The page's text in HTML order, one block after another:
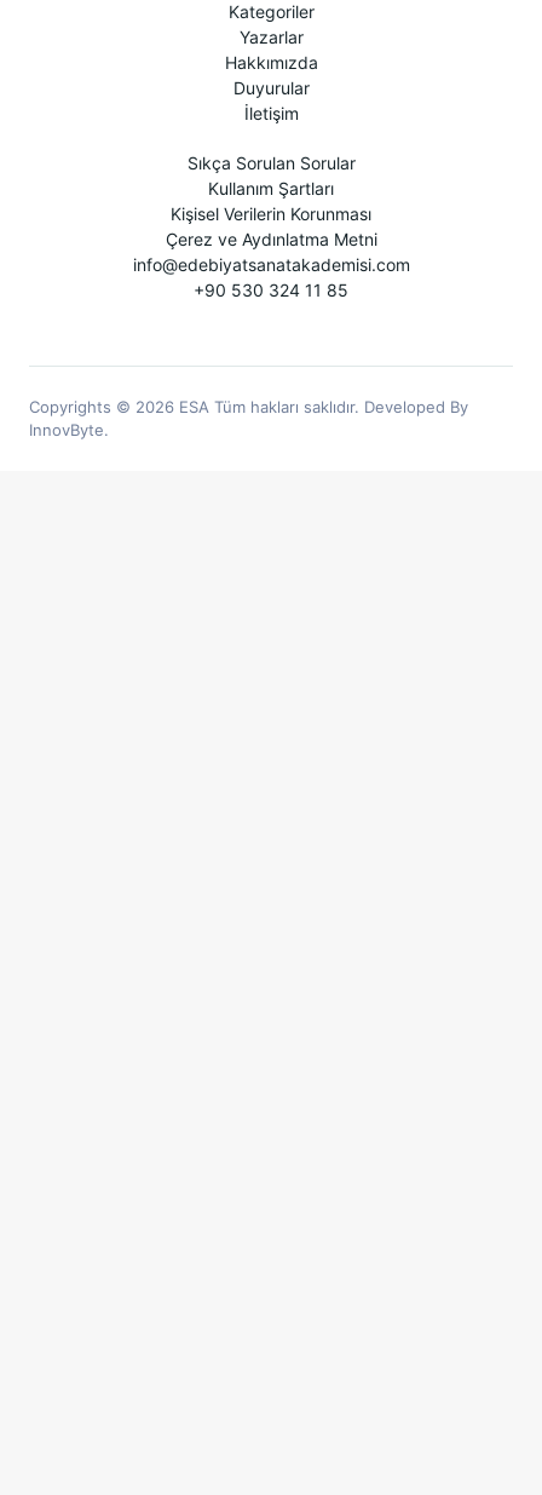
Kategoriler
Yazarlar
Hakkımızda
Duyurular
İletişim
Sıkça Sorulan Sorular
Kullanım Şartları
Kişisel Verilerin Korunması
Çerez ve Aydınlatma Metni
info@edebiyatsanatakademisi.com
+90 530 324 11 85
Copyrights © 2026 ESA Tüm hakları saklıdır. Developed By
InnovByte.